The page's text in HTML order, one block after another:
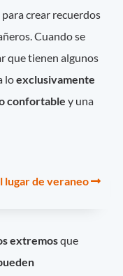
crear recuerdos
Cuando se
que tienen algunos
loexclusivamente
confortable y una
lugar de veraneo
extremosque